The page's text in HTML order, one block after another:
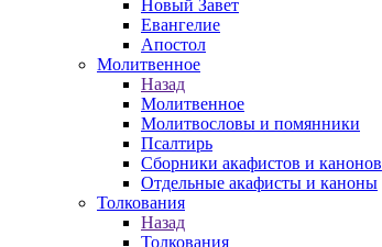
Новый Завет
Евангелие
Апостол
Молитвенное
Назад
Молитвенное
Молитвословы и помянники
Псалтирь
Сборники акафистов и канонов
Отдельные акафисты и каноны
Толкования
Назад
Толкования